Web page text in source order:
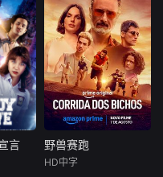
帮全城追杀。走投
无路的唐月玲与丧
坤打算抢夺黑帮钱
财，行动失败偶遇
李国荣，行车记录
仪拍下二人图谋。
李国荣顺势提议联
手打劫押款车，计
划借大坑舞火龙盛
典人流管制实施行
动，三人在煎熬中
德
那
大
间
绝
脱
变
里
个
自
埃默拉尔德·芬内尔
在这部温情脉
脉的怀旧纪录片
中，四位国宝级女
星再度重聚。她们
将带领观众重温璀
璨记忆，独家揭秘
当年的幕后制作内
幕。正是这部惊世
骇俗的先锋神剧，
坏小子的纯爱宣言
言 野兽赛跑
野兽赛跑
HD中字